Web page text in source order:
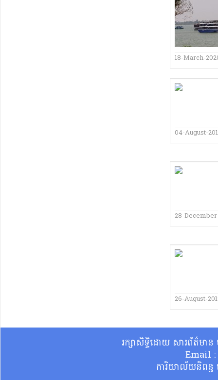
18-March-
04-August-
28-
26-August-
រក្សាសិទ្ធិដោយ សារព័ត៌មា
Email
ការិយាល័យនិពន្ធ